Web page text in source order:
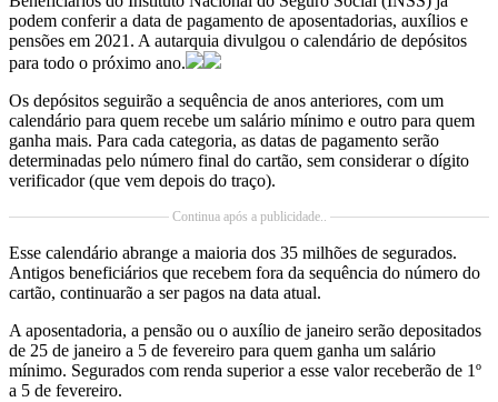
podem conferir a data de pagamento de aposentadorias, auxílios e
pensões em 2021. A autarquia divulgou o calendário de depósitos
para todo o próximo ano.
Os depósitos seguirão a sequência de anos anteriores, com um
calendário para quem recebe um salário mínimo e outro para quem
ganha mais. Para cada categoria, as datas de pagamento serão
determinadas pelo número final do cartão, sem considerar o dígito
verificador (que vem depois do traço).
Continua após a publicidade..
Esse calendário abrange a maioria dos 35 milhões de segurados.
Antigos beneficiários que recebem fora da sequência do número do
cartão, continuarão a ser pagos na data atual.
A aposentadoria, a pensão ou o auxílio de janeiro serão depositados
de 25 de janeiro a 5 de fevereiro para quem ganha um salário
mínimo. Segurados com renda superior a esse valor receberão de 1º
a 5 de fevereiro.